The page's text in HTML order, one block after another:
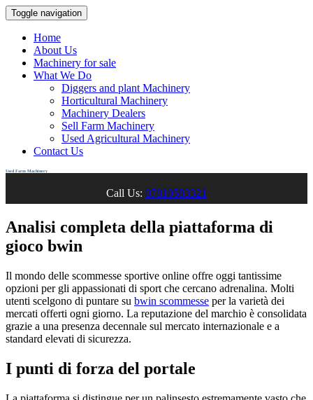
Toggle navigation
Home
About Us
Machinery for sale
What We Do
Diggers and plant Machinery
Horticultural Machinery
Machinery Dealers
Sell Farm Machinery
Used Agricultural Machinery
Contact Us
Used Farm Machinery
Call Us: 07810583321
Analisi completa della piattaforma di
gioco bwin
Il mondo delle scommesse sportive online offre oggi tantissime
opzioni per gli appassionati di sport che cercano adrenalina. Molti
utenti scelgono di puntare su bwin scommesse per la varietà dei
mercati offerti ogni giorno. La reputazione del marchio è consolidata
grazie a una presenza decennale sul mercato internazionale e a
standard elevati di sicurezza.
I punti di forza del portale